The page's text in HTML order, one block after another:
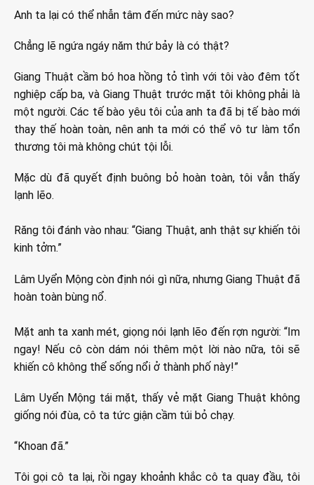
Anh ta lại có thể nhẫn tâm đến mức này sao?
Chẳng lẽ ngứa ngáy năm thứ bảy là có thật?
Giang Thuật cầm bó hoa hồng tỏ tình với tôi vào đêm tốt
nghiệp cấp ba, và Giang Thuật trước mặt tôi không phải là
một người. Các tế bào yêu tôi của anh ta đã bị tế bào mới
thay thế hoàn toàn, nên anh ta mới có thể vô tư làm tổn
thương tôi mà không chút tội lỗi.
Mặc dù đã quyết định buông bỏ hoàn toàn, tôi vẫn thấy
lạnh lẽo.
Răng tôi đánh vào nhau: “Giang Thuật, anh thật sự khiến tôi
kinh tởm.”
Lâm Uyển Mộng còn định nói gì nữa, nhưng Giang Thuật đã
hoàn toàn bùng nổ.
Mặt anh ta xanh mét, giọng nói lạnh lẽo đến rợn người: “Im
ngay! Nếu cô còn dám nói thêm một lời nào nữa, tôi sẽ
khiến cô không thể sống nổi ở thành phố này!”
Lâm Uyển Mộng tái mặt, thấy vẻ mặt Giang Thuật không
giống nói đùa, cô ta tức giận cầm túi bỏ chạy.
“Khoan đã.”
Tôi gọi cô ta lại, rồi ngay khoảnh khắc cô ta quay đầu, tôi